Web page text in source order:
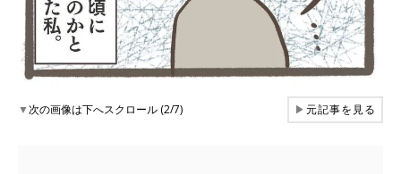
▼次の画像は下へスクロール (2/7) ▶元記事を見る